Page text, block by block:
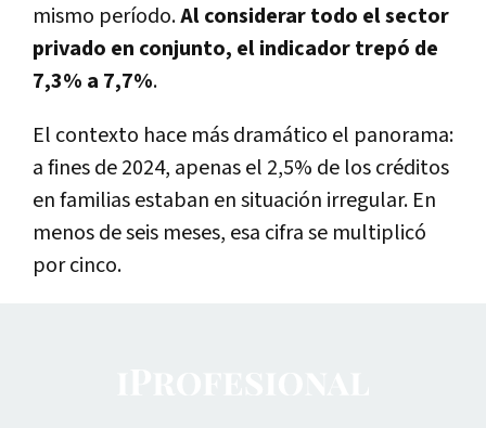
mismo período.Al considerar todo el sector
privado en conjunto, el indicador trepó de
7,3% a 7,7%.
El contexto hace más dramático el panorama:
a fines de 2024, apenas el 2,5% de los créditos
en familias estaban en situación irregular. En
menos de seis meses, esa cifra se multiplicó
por cinco.